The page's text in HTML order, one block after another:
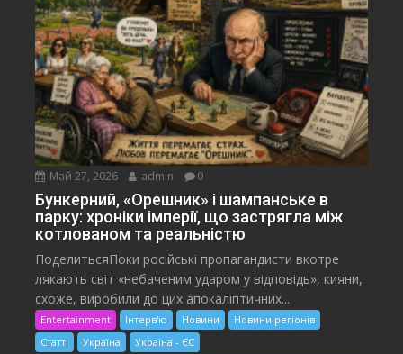
Май 27, 2026 admin 0
Бункерний, «Орешник» і шампанське в
парку: хроніки імперії, що застрягла між
котлованом та реальністю
ПоделитьсяПоки російські пропагандисти вкотре
лякають світ «небаченим ударом у відповідь», кияни,
схоже, виробили до цих апокаліптичних...
Entertainment Інтерв'ю Новини
Новини регіонів
Статті
Україна Україна - ЄС